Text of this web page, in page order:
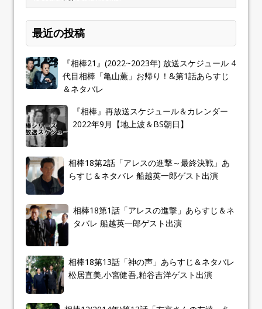
最近の投稿
『相棒21』(2022~2023年) 放送スケジュール 4
代目相棒「亀山薫」お帰り！&第1話あらすじ
＆ネタバレ
『相棒』再放送スケジュール＆カレンダー
2022年9月【地上波＆BS朝日】
相棒18第2話「アレスの進撃～最終決戦」あ
らすじ＆ネタバレ 船越英一郎ゲスト出演
相棒18第1話「アレスの進撃」あらすじ＆ネ
タバレ 船越英一郎ゲスト出演
相棒18第13話「神の声」あらすじ＆ネタバレ
松居直美,小宮健吾,粕谷吉洋ゲスト出演